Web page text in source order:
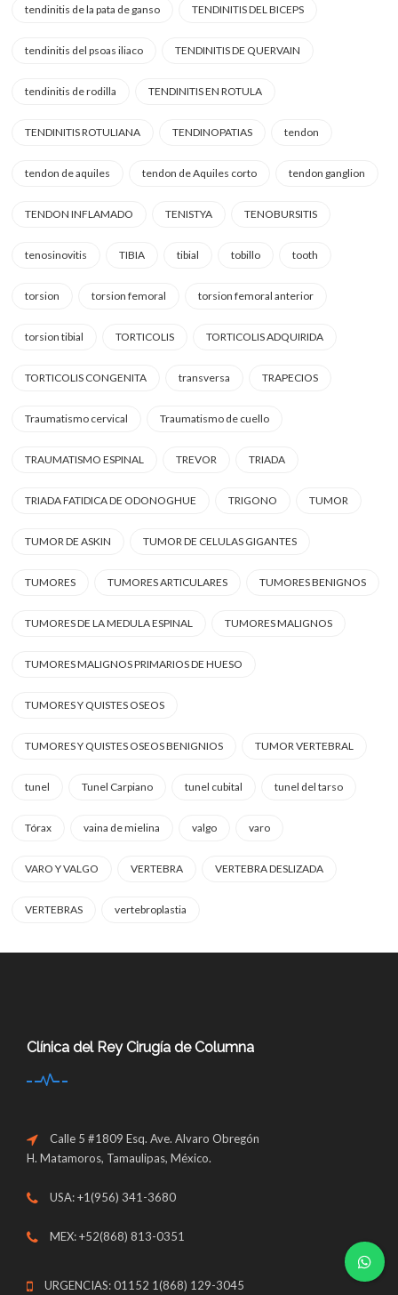
tendinitis de la pata de ganso TENDINITIS DEL BICEPS
tendinitis del psoas iliaco TENDINITIS DE QUERVAIN
tendinitis de rodilla TENDINITIS EN ROTULA
TENDINITIS ROTULIANA TENDINOPATIAS tendon
tendon de aquiles tendon de Aquiles corto tendon ganglion
TENDON INFLAMADO TENISTYA TENOBURSITIS
tenosinovitis TIBIA tibial tobillo tooth
torsion torsion femoral torsion femoral anterior
torsion tibial TORTICOLIS TORTICOLIS ADQUIRIDA
TORTICOLIS CONGENITA transversa TRAPECIOS
Traumatismo cervical Traumatismo de cuello
TRAUMATISMO ESPINAL TREVOR TRIADA
TRIADA FATIDICA DE ODONOGHUE TRIGONO TUMOR
TUMOR DE ASKIN TUMOR DE CELULAS GIGANTES
TUMORES TUMORES ARTICULARES TUMORES BENIGNOS
TUMORES DE LA MEDULA ESPINAL TUMORES MALIGNOS
TUMORES MALIGNOS PRIMARIOS DE HUESO
TUMORES Y QUISTES OSEOS
TUMORES Y QUISTES OSEOS BENIGNIOS TUMOR VERTEBRAL
tunel Tunel Carpiano tunel cubital tunel del tarso
Tórax vaina de mielina valgo varo
VARO Y VALGO VERTEBRA VERTEBRA DESLIZADA
VERTEBRAS vertebroplastia
Clínica del Rey Cirugía de Columna
Calle 5 #1809 Esq. Ave. Alvaro Obregón
H. Matamoros, Tamaulipas, México.
USA: +1(956) 341-3680
MEX: +52(868) 813-0351
URGENCIAS: 01152 1(868) 129-3045